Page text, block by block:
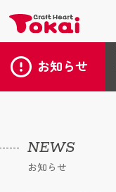
お知らせ
NEWS
お知らせ